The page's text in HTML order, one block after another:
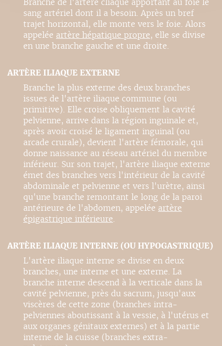
Branche de l'artère cliaque apportant au foie le
sang artériel dont il a besoin. Après un bref
trajet horizontal, elle monte vers le foie. Alors
appelée artère hépatique propre, elle se divise
en une branche gauche et une droite.
ARTÈRE ILIAQUE EXTERNE
Branche la plus externe des deux branches
issues de l'artère iliaque commune (ou
primitive). Elle croise obliquement la cavité
pelvienne, arrive dans la région inguinale et,
après avoir croisé le ligament inguinal (ou
arcade crurale), devient l'artère fémorale, qui
donne naissance au réseau artériel du membre
inférieur. Sur son trajet, l'artère iliaque externe
émet des branches vers l'intérieur de la cavité
abdominale et pelvienne et vers l'urètre, ainsi
qu'une branche remontant le long de la paroi
antérieure de l'abdomen, appelée artère
épigastrique inférieure.
ARTÈRE ILIAQUE INTERNE (OU HYPOGASTRIQUE)
L'artère iliaque interne se divise en deux
branches, une interne et une externe. La
branche interne descend à la verticale dans la
cavité pelvienne, près du sacrum, jusqu'aux
viscères de cette zone (branches intra-
pelviennes aboutissant à la vessie, à l'utérus et
aux organes génitaux externes) et à la partie
interne de la cuisse (branches extra-